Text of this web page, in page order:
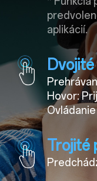
aplikácií.
Hovor:
Trojité